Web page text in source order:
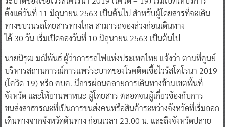
ตั้งแต่วันที่ 11 มิถุนายน 2563 เป็นต้นไป สำหรับผู้โดยสารที่จะเดิน
ทางขบวนรถโดยสารทางไกล สามารถจองล่วงก่อนเดินทาง
ได้ 30 วัน เริ่มเปิดจองวันที่ 10 มิถุนายน 2563 เป็นต้นไป
นายนิรุฒ มณีพันธ์ ผู้ว่าการรถไฟแห่งประเทศไทย แจ้งว่า ตามที่ศูนย์
บริหารสถานการณ์การแพร่ระบาดของโรคติดเชื้อไวรัสโคโรนา 2019
(โควิด-19) หรือ ศบค. มีการผ่อนคลายการเดินทางข้ามเขตพื้นที่
จังหวัด และให้ยานพาหนะ ผู้โดยสาร ตลอดจนผู้เกี่ยวข้องกับการ
ขนส่งสาธารณะที่เป็นการขนส่งคนหรือสินค้าระหว่างจังหวัดที่เริ่มออก
เดินทางจากจังหวัดต้นทาง ก่อนเวลา 23.00 น. และถึงจังหวัดปลาย